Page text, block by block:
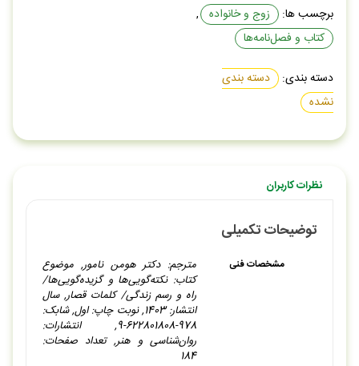
برچسب ها: زوج و خانواده ,
کتاب و فصل‌نامه‌ها
دسته بندی:
دسته بندی
نشده
نظرات کاربران
توضیحات تکمیلی
مشخصات فنی
مترجم: دکتر هومن نامور, موضوع
کتاب: نکته‌گویی‌ها و گزیده‌گویی‌ها/
راه و رسم زندگی/ کلمات قصار, سال
انتشار: 1403, نوبت چاپ: اول, شابک:
978-622801808-9, انتشارات:
روان‌شناسی و هنر, تعداد صفحات:
184